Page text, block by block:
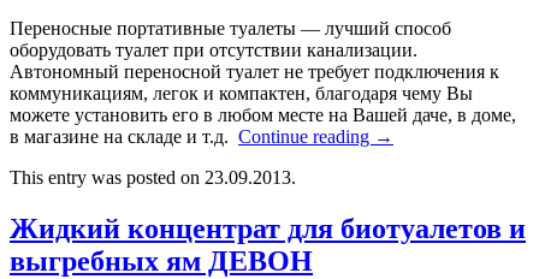
Переносные портативные туалеты — лучший способ
оборудовать туалет при отсутствии канализации.
Автономный переносной туалет не требует подключения к
коммуникациям, легок и компактен, благодаря чему Вы
можете установить его в любом месте на Вашей даче, в доме,
в магазине на складе и т.д. Continue reading →
This entry was posted on 23.09.2013.
Жидкий концентрат для биотуалетов и
выгребных ям ДЕВОН